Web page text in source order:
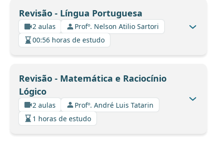
Revisão - Língua Portuguesa
2 aulas
Profº. Nelson Atilio Sartori
00:56 horas de estudo
Revisão - Matemática e Raciocínio
Lógico
2 aulas
Profº. André Luis Tatarin
1 horas de estudo